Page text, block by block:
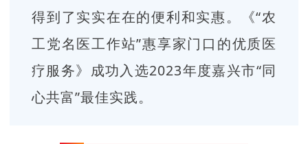
得到了实实在在的便利和实惠。《“农
工党名医工作站”惠享家门口的优质医
疗服务》成功入选2023年度嘉兴市“同
心共富”最佳实践。